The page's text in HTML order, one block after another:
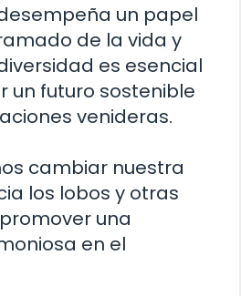
un papel
de la vida y
es esencial
un futuro sostenible
venideras.
cambiar nuestra
los lobos y otras
una
en el